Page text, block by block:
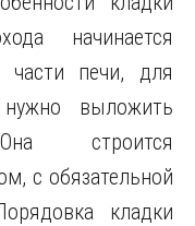
начинается
части печи, для
выложить
строится
с обязательной
кладки